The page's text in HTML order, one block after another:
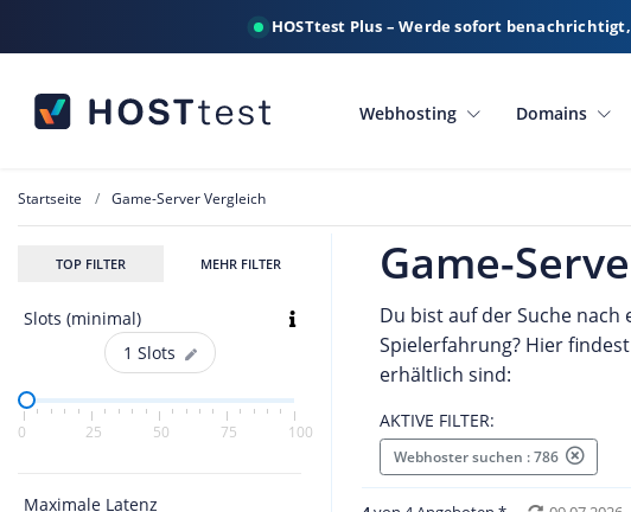
HOSTtest Plus – Werde sofort
Webhosting Domains
Startseite Game-Server Vergleich
TOP FILTER MEHR FILTER
Slots (minimal)
1 Slots
0 25 50 75 100
Maximale Latenz
Game-
Du bist auf der Suche
Spielerfahrung? Hier
erhältlich sind:
AKTIVE FILTER:
Webhoster suchen : 786